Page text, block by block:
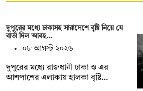
দুপুরের মধ্যে ঢাকাসহ সারাদেশে বৃষ্টি নিয়ে যে
বার্তা দিল আবহ…
০৮ আগস্ট ২০২৬
দুপুরের মধ্যে রাজধানী ঢাকা ও এর
আশপাশের এলাকায় হালকা বৃষ্টি…